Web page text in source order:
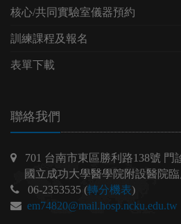
核心/共同實驗室儀器預約
訓練課程及報名
表單下載
聯絡我們
701 台南市東區勝利路138號 門
國立成功大學醫學院附設醫院臨
06-2353535 (轉分機表)
em74820@mail.hosp.ncku.edu.tw